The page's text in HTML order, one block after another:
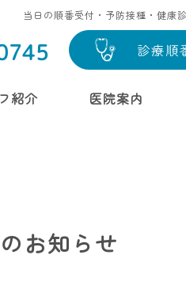
当日の順番受付・予防接種・健康
診療順
紹介 医院案内
お知らせ